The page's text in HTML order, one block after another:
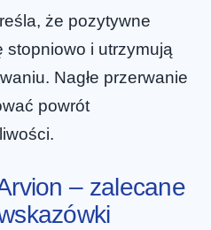
że pozytywne
stopniowo i utrzymują
Nagłe przerwanie
powrót
– zalecane